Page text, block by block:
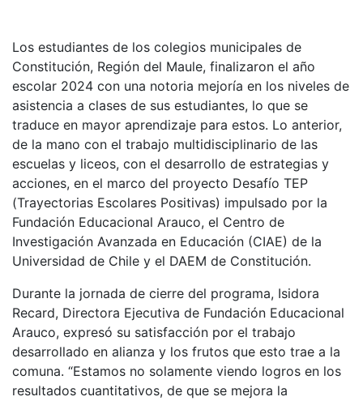
Los estudiantes de los colegios municipales de
Constitución, Región del Maule, finalizaron el año
escolar 2024 con una notoria mejoría en los niveles de
asistencia a clases de sus estudiantes, lo que se
traduce en mayor aprendizaje para estos. Lo anterior,
de la mano con el trabajo multidisciplinario de las
escuelas y liceos, con el desarrollo de estrategias y
acciones, en el marco del proyecto Desafío TEP
(Trayectorias Escolares Positivas) impulsado por la
Fundación Educacional Arauco, el Centro de
Investigación Avanzada en Educación (CIAE) de la
Universidad de Chile y el DAEM de Constitución.
Durante la jornada de cierre del programa, Isidora
Recard, Directora Ejecutiva de Fundación Educacional
Arauco, expresó su satisfacción por el trabajo
desarrollado en alianza y los frutos que esto trae a la
comuna. “Estamos no solamente viendo logros en los
resultados cuantitativos, de que se mejora la